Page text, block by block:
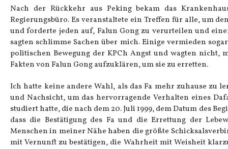
Nach der Rückkehr aus Peking bekam das
Regierungsbüro. Es veranstaltete ein Treffen für alle, um
und forderte jeden auf, Falun Gong zu verurteilen und
sagten schlimme Sachen über mich. Einige vermieden
politischen Bewegung der KPCh Angst und wagten nicht,
Fakten von Falun Gong aufzuklären, um sie zu erretten.
Ich hatte keine andere Wahl, als das Fa mehr zuhause
und Nachsicht, um das hervorragende Verhalten eines
studiert hatte, die nach dem 20. Juli 1999, dem Datum des
dass die Bestätigung des Fa und die Errettung der
Menschen in meiner Nähe haben die größte
mit Vernunft zu bestätigen, die Wahrheit mit Weisheit